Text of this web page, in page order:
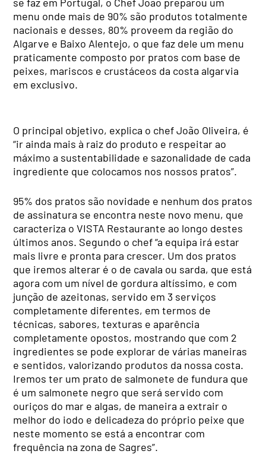
menu onde mais de 90% são produtos totalmente
nacionais e desses, 80% proveem da região do
Algarve e Baixo Alentejo, o que faz dele um menu
praticamente composto por pratos com base de
peixes, mariscos e crustáceos da costa algarvia
em exclusivo.
O principal objetivo, explica o chef João Oliveira, é
“ir ainda mais à raiz do produto e respeitar ao
máximo a sustentabilidade e sazonalidade de cada
ingrediente que colocamos nos nossos pratos”.
95% dos pratos são novidade e nenhum dos pratos
de assinatura se encontra neste novo menu, que
caracteriza o VISTA Restaurante ao longo destes
últimos anos. Segundo o chef “a equipa irá estar
mais livre e pronta para crescer. Um dos pratos
que iremos alterar é o de cavala ou sarda, que está
agora com um nível de gordura altíssimo, e com
junção de azeitonas, servido em 3 serviços
completamente diferentes, em termos de
técnicas, sabores, texturas e aparência
completamente opostos, mostrando que com 2
ingredientes se pode explorar de várias maneiras
e sentidos, valorizando produtos da nossa costa.
Iremos ter um prato de salmonete de fundura que
é um salmonete negro que será servido com
ouriços do mar e algas, de maneira a extrair o
melhor do iodo e delicadeza do próprio peixe que
neste momento se está a encontrar com
frequência na zona de Sagres”.